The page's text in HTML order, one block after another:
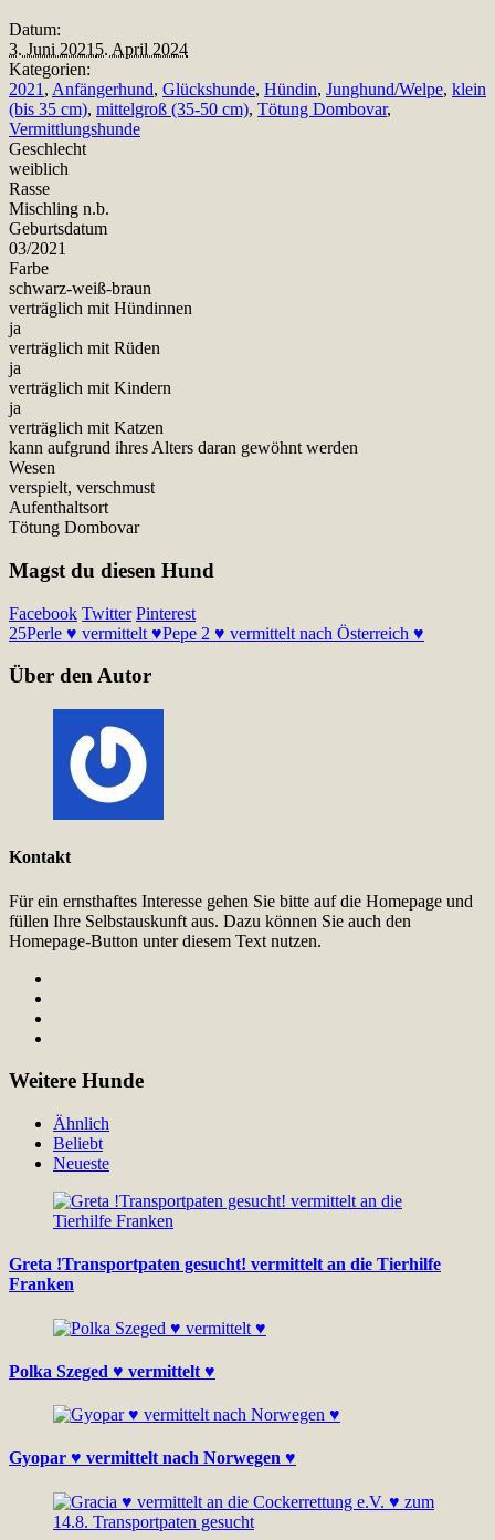
Datum:
3. Juni 2021 5. April 2024
Kategorien:
2021 , Anfängerhund, Glückshunde, Hündin, Junghund/Welpe, klein
(bis 35 cm), mittelgroß (35-50 cm), Tötung Dombovar,
Vermittlungshunde
Geschlecht
weiblich
Rasse
Mischling n.b.
Geburtsdatum
03/2021
Farbe
schwarz-weiß-braun
verträglich mit Hündinnen
ja
verträglich mit Rüden
ja
verträglich mit Kindern
ja
verträglich mit Katzen
kann aufgrund ihres Alters daran gewöhnt werden
Wesen
verspielt, verschmust
Aufenthaltsort
Tötung Dombovar
Magst du diesen Hund
Facebook Twitter Pinterest
25Perle ♥ vermittelt ♥Pepe 2 ♥ vermittelt nach Österreich ♥
Über den Autor
Kontakt
Für ein ernsthaftes Interesse gehen Sie bitte auf die Homepage und
füllen Ihre Selbstauskunft aus. Dazu können Sie auch den
Homepage-Button unter diesem Text nutzen.
Weitere Hunde
Ähnlich
Beliebt
Neueste
Greta !Transportpaten gesucht! vermittelt an die Tierhilfe
Franken
Polka Szeged ♥ vermittelt ♥
Gyopar ♥ vermittelt nach Norwegen ♥